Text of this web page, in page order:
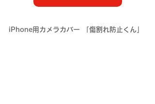
iPhone用カメラカバー 「傷割れ防止くん」